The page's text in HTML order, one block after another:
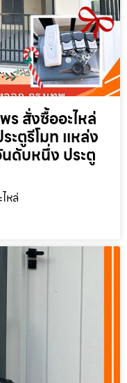
ร สั่งซื้ออะไหล่
ะตูรีโมท แหล่ง
ดับหนึ่ง ประตู
หล่